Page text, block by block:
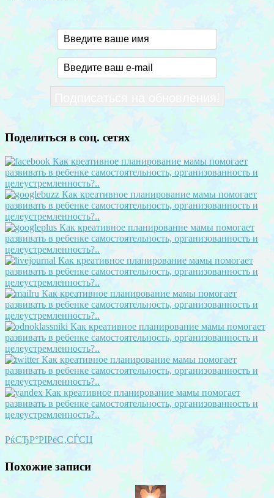
Поделиться в соц. сетях
РќСЂР°РІРёС‚СЃСЏ
Похожие записи